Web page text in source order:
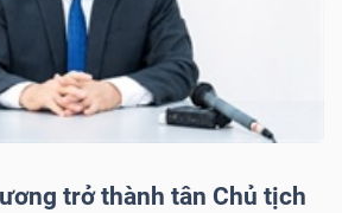
trở thành tân Chủ tịch